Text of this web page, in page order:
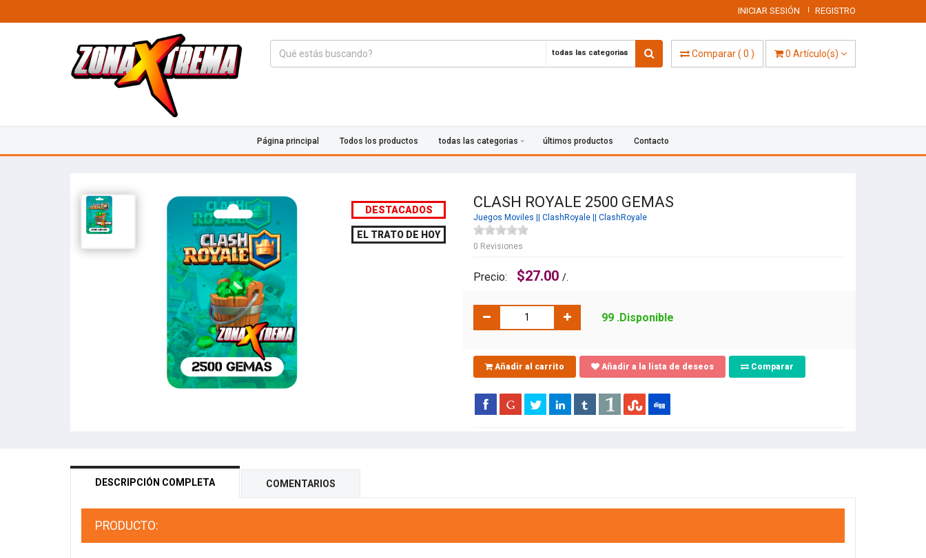
INICIAR SESIÓN REGISTRO
todas las categorias Comparar( 0 ) 0 Artículo(s)
Página principal Todos los productos todas las categorias últimos productos Contacto
DESTACADOS
EL TRATO DE HOY
CLASH ROYALE 2500 GEMAS
Juegos Moviles || ClashRoyale || ClashRoyale
0 Revisiones
Precio: $27.00 /.
99 .Disponible
Añadir al carrito Añadir a la lista de deseos Comparar
DESCRIPCIÓN COMPLETA COMENTARIOS
PRODUCTO: